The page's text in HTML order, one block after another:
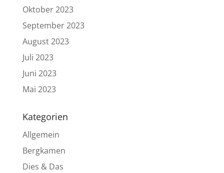
Oktober 2023
September 2023
August 2023
Juli 2023
Juni 2023
Mai 2023
Kategorien
Allgemein
Bergkamen
Dies & Das